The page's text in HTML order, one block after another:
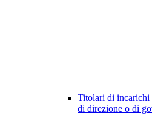
Titolari di incarichi
di direzione o di